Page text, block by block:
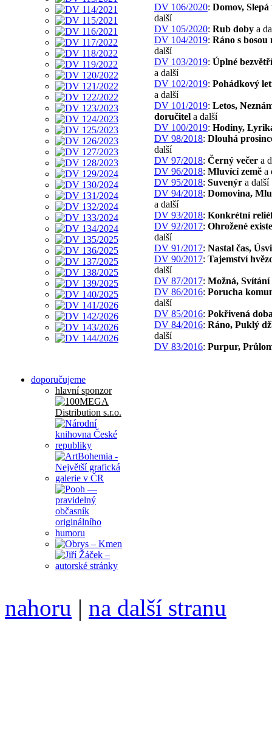
doporučujeme
hlavní sponzor
DV 106/2020: Domov,
další
DV 105/2020: Rub doby a
DV 104/2019: Ráno s bosou
další
DV 103/2019: Úplné
a další
DV 102/2019: Pohádkový
a další
DV 101/2019: Letos,
doručitel a další
DV 100/2019: Hodiny,
DV 98/2018: Dlouhá
další
DV 97/2018: Černý večer a
DV 96/2018: Mluvící země a
DV 95/2018: Suvenýr a další
DV 94/2018: Domovina,
a další
DV 93/2018: Konkrétní
DV 92/2017: Ohrožené
další
DV 91/2017: Nastal čas,
DV 90/2017: Tajemství
další
DV 87/2017: Možná, Svítání
DV 86/2016: Porucha
další
DV 85/2016: Pokřivená
DV 84/2016: Ráno, Puklý
další
DV 83/2016: Purpur,
nahoru | na další stranu